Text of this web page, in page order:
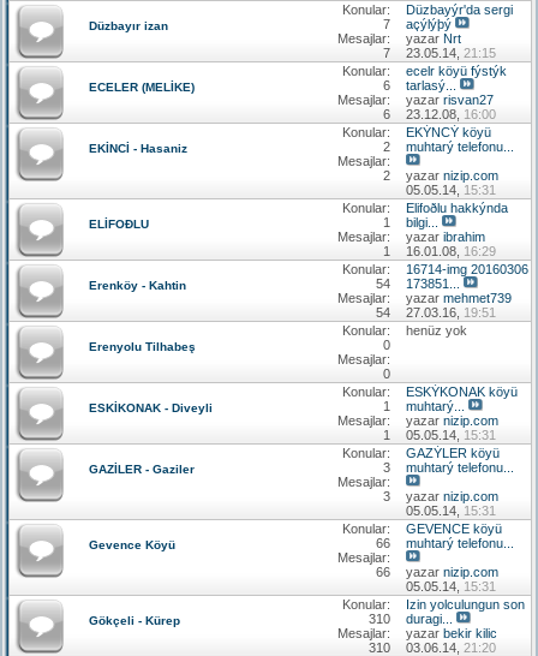
Düzbayır izan
Konular:
7
Mesajlar:
7
Düzbayýr'da sergi
açýlýþý
yazar Nrt
23.05.14, 21:15
ECELER (MELİKE)
Konular:
6
Mesajlar:
6
ecelr köyü fýstýk
tarlasý...
yazar risvan27
23.12.08, 16:00
EKİNCİ - Hasaniz
Konular:
2
Mesajlar:
2
EKÝNCÝ köyü
muhtarý telefonu...
yazar nizip.com
05.05.14, 15:31
ELİFOÐLU
Konular:
1
Mesajlar:
1
Elifoðlu hakkýnda
bilgi...
yazar ibrahim
16.01.08, 16:29
Erenköy - Kahtin
Konular:
54
Mesajlar:
54
16714-img 20160306
173851...
yazar mehmet739
27.03.16, 19:51
Erenyolu Tilhabeş
Konular:
0
Mesajlar:
0
henüz yok
ESKİKONAK - Diveyli
Konular:
1
Mesajlar:
1
ESKÝKONAK köyü
muhtarý...
yazar nizip.com
05.05.14, 15:31
GAZİLER - Gaziler
Konular:
3
Mesajlar:
3
GAZÝLER köyü
muhtarý telefonu...
yazar nizip.com
05.05.14, 15:31
Gevence Köyü
Konular:
66
Mesajlar:
66
GEVENCE köyü
muhtarý telefonu...
yazar nizip.com
05.05.14, 15:31
Gökçeli - Kürep
Konular:
310
Mesajlar:
310
Izin yolculungun son
duragi...
yazar bekir kilic
03.06.14, 21:20